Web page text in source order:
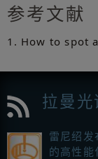
参考文献
How to spot
拉曼
雷尼绍
的高性能